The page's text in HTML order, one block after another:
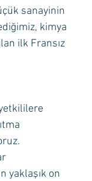
sanayinin
kimya
ilk Fransız
yaklaşık on